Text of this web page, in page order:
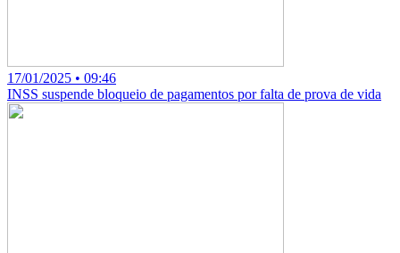
17/01/2025 • 09:46
INSS suspende bloqueio de pagamentos por falta de prova de vida